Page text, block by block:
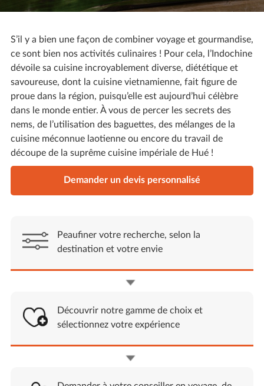
S’il y a bien une façon de combiner voyage et gourmandise,
ce sont bien nos activités culinaires ! Pour cela, l’Indochine
dévoile sa cuisine incroyablement diverse, diététique et
savoureuse, dont la cuisine vietnamienne, fait figure de
proue dans la région, puisqu’elle est aujourd’hui célèbre
dans le monde entier. À vous de percer les secrets des
nems, de l’utilisation des baguettes, des mélanges de la
cuisine méconnue laotienne ou encore du travail de
découpe de la suprême cuisine impériale de Hué !
Demander un devis personnalisé
Peaufiner votre recherche, selon la
destination et votre envie
Découvrir notre gamme de choix et
sélectionnez votre expérience